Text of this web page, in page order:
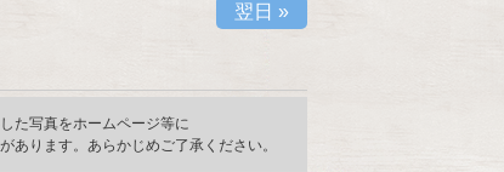
翌日 »
た写真をホームページ等に
あります。あらかじめご了承ください。